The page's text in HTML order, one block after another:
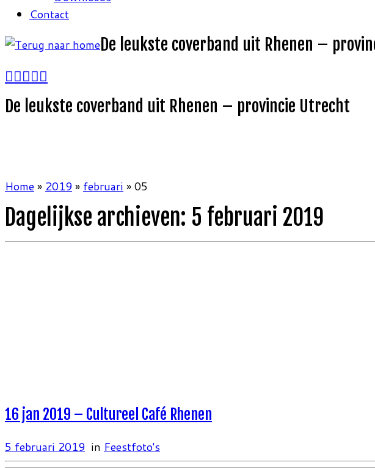
Contact
De leukste coverband uit Rhenen –
De leukste coverband uit Rhenen – provincie Utrecht
Home» 2019 » februari »05
Dagelijkse archieven: 5 februari 2019
16 jan 2019 – Cultureel Café Rhenen
5 februari 2019 in Feestfoto's